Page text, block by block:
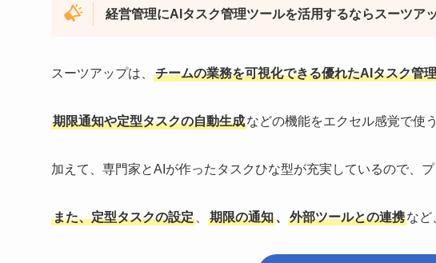
経営管理にAIタスク管理ツールを活用するならスーツア
スーツアップは、 チームの業務を可視化できる優れたAIタスク管
期限通知や定型タスクの自動生成などの機能をエクセル感覚で使
加えて、専門家とAIが作ったタスクひな型が充実しているので、
また、定型タスクの設定 期限の通知、 外部ツールとの連携など